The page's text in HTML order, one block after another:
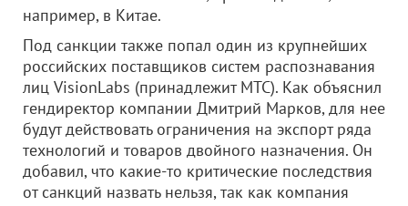
например, в Китае.
Под санкции также попал один из крупнейших
российских поставщиков систем распознавания
лиц VisionLabs (принадлежит МТС). Как объяснил
гендиректор компании Дмитрий Марков, для нее
будут действовать ограничения на экспорт ряда
технологий и товаров двойного назначения. Он
добавил, что какие-то критические последствия
от санкций назвать нельзя, так как компания